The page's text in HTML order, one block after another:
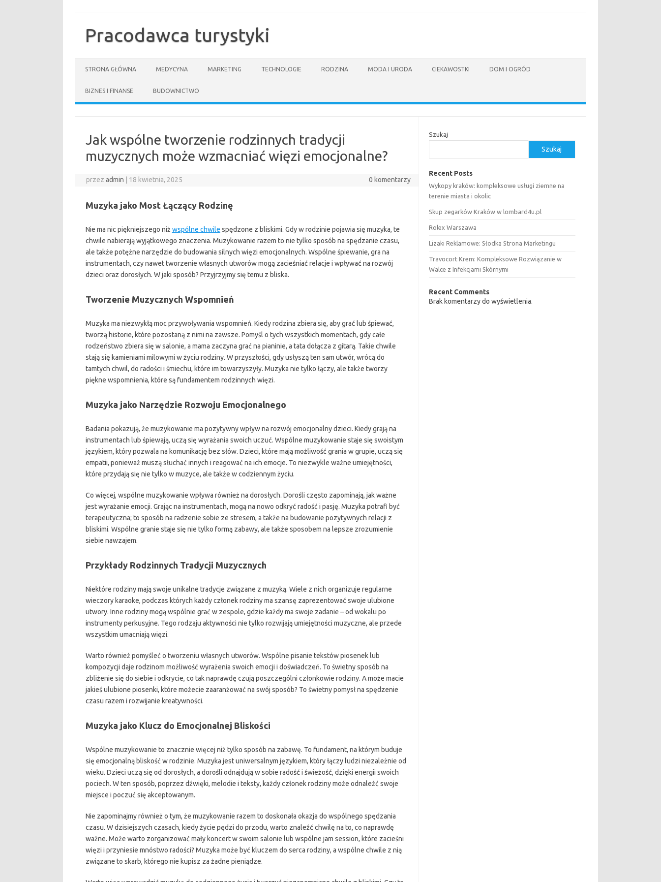
treściPracodawca turystyki
STRONA GŁÓWNA MEDYCYNA MARKETING TECHNOLOGIE RODZINA MODA I URODA CIEKAWOSTKI DOM I OGRÓD
BIZNES I FINANSE BUDOWNICTWO
Jak wspólne tworzenie rodzinnych tradycji
muzycznych może wzmacniać więzi emocjonalne?
przezadmin 18 kwietnia, 2025 0 komentarzy
Muzyka jako Most Łączący Rodzinę
Nie ma nic piękniejszego niż wspólne chwile spędzone z bliskimi. Gdy w rodzinie pojawia się muzyka, te
chwile nabierają wyjątkowego znaczenia. Muzykowanie razem to nie tylko sposób na spędzanie czasu,
ale także potężne narzędzie do budowania silnych więzi emocjonalnych. Wspólne śpiewanie, gra na
instrumentach, czy nawet tworzenie własnych utworów mogą zacieśniać relacje i wpływać na rozwój
dzieci oraz dorosłych. W jaki sposób? Przyjrzyjmy się temu z bliska.
Tworzenie Muzycznych Wspomnień
Muzyka ma niezwykłą moc przywoływania wspomnień. Kiedy rodzina zbiera się, aby grać lub śpiewać,
tworzą historie, które pozostaną z nimi na zawsze. Pomyśl o tych wszystkich momentach, gdy całe
rodzeństwo zbiera się w salonie, a mama zaczyna grać na pianinie, a tata dołącza z gitarą. Takie chwile
stają się kamieniami milowymi w życiu rodziny. W przyszłości, gdy usłyszą ten sam utwór, wrócą do
tamtych chwil, do radości i śmiechu, które im towarzyszyły. Muzyka nie tylko łączy, ale także tworzy
piękne wspomnienia, które są fundamentem rodzinnych więzi.
Muzyka jako Narzędzie Rozwoju Emocjonalnego
Badania pokazują, że muzykowanie ma pozytywny wpływ na rozwój emocjonalny dzieci. Kiedy grają na
instrumentach lub śpiewają, uczą się wyrażania swoich uczuć. Wspólne muzykowanie staje się swoistym
językiem, który pozwala na komunikację bez słów. Dzieci, które mają możliwość grania w grupie, uczą się
empatii, ponieważ muszą słuchać innych i reagować na ich emocje. To niezwykle ważne umiejętności,
które przydają się nie tylko w muzyce, ale także w codziennym życiu.
Co więcej, wspólne muzykowanie wpływa również na dorosłych. Dorośli często zapominają, jak ważne
jest wyrażanie emocji. Grając na instrumentach, mogą na nowo odkryć radość i pasję. Muzyka potrafi być
terapeutyczna; to sposób na radzenie sobie ze stresem, a także na budowanie pozytywnych relacji z
bliskimi. Wspólne granie staje się nie tylko formą zabawy, ale także sposobem na lepsze zrozumienie
siebie nawzajem.
Przykłady Rodzinnych Tradycji Muzycznych
Niektóre rodziny mają swoje unikalne tradycje związane z muzyką. Wiele z nich organizuje regularne
wieczory karaoke, podczas których każdy członek rodziny ma szansę zaprezentować swoje ulubione
utwory. Inne rodziny mogą wspólnie grać w zespole, gdzie każdy ma swoje zadanie – od wokalu po
instrumenty perkusyjne. Tego rodzaju aktywności nie tylko rozwijają umiejętności muzyczne, ale przede
wszystkim umacniają więzi.
Warto również pomyśleć o tworzeniu własnych utworów. Wspólne pisanie tekstów piosenek lub
kompozycji daje rodzinom możliwość wyrażenia swoich emocji i doświadczeń. To świetny sposób na
zbliżenie się do siebie i odkrycie, co tak naprawdę czują poszczególni członkowie rodziny. A może macie
jakieś ulubione piosenki, które możecie zaaranżować na swój sposób? To świetny pomysł na spędzenie
czasu razem i rozwijanie kreatywności.
Muzyka jako Klucz do Emocjonalnej Bliskości
Wspólne muzykowanie to znacznie więcej niż tylko sposób na zabawę. To fundament, na którym buduje
się emocjonalną bliskość w rodzinie. Muzyka jest uniwersalnym językiem, który łączy ludzi niezależnie od
wieku. Dzieci uczą się od dorosłych, a dorośli odnajdują w sobie radość i świeżość, dzięki energii swoich
pociech. W ten sposób, poprzez dźwięki, melodie i teksty, każdy członek rodziny może odnaleźć swoje
miejsce i poczuć się akceptowanym.
Nie zapominajmy również o tym, że muzykowanie razem to doskonała okazja do wspólnego spędzania
czasu. W dzisiejszych czasach, kiedy życie pędzi do przodu, warto znaleźć chwilę na to, co naprawdę
ważne. Może warto zorganizować mały koncert w swoim salonie lub wspólne jam session, które zacieśni
więzi i przyniesie mnóstwo radości? Muzyka może być kluczem do serca rodziny, a wspólne chwile z nią
związane to skarb, którego nie kupisz za żadne pieniądze.
Szukaj
Szukaj
Recent Posts
Wykopy kraków: kompleksowe usługi ziemne na
terenie miasta i okolic
Skup zegarków Kraków w lombard4u.pl
Rolex Warszawa
Lizaki Reklamowe: Słodka Strona Marketingu
Travocort Krem: Kompleksowe Rozwiązanie w
Walce z Infekcjami Skórnymi
Recent Comments
Brak komentarzy do wyświetlenia.